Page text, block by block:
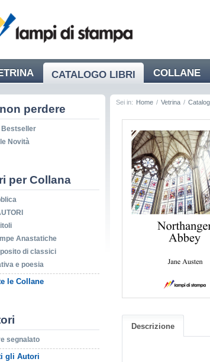
CATALOGO LIBRI COLLANE
perdere
Bestseller
Novità
per Collana
Anastatiche
di classici
e poesia
le Collane
segnalato
gli Autori
Sei in: Home / Vetrina /
Descrizione